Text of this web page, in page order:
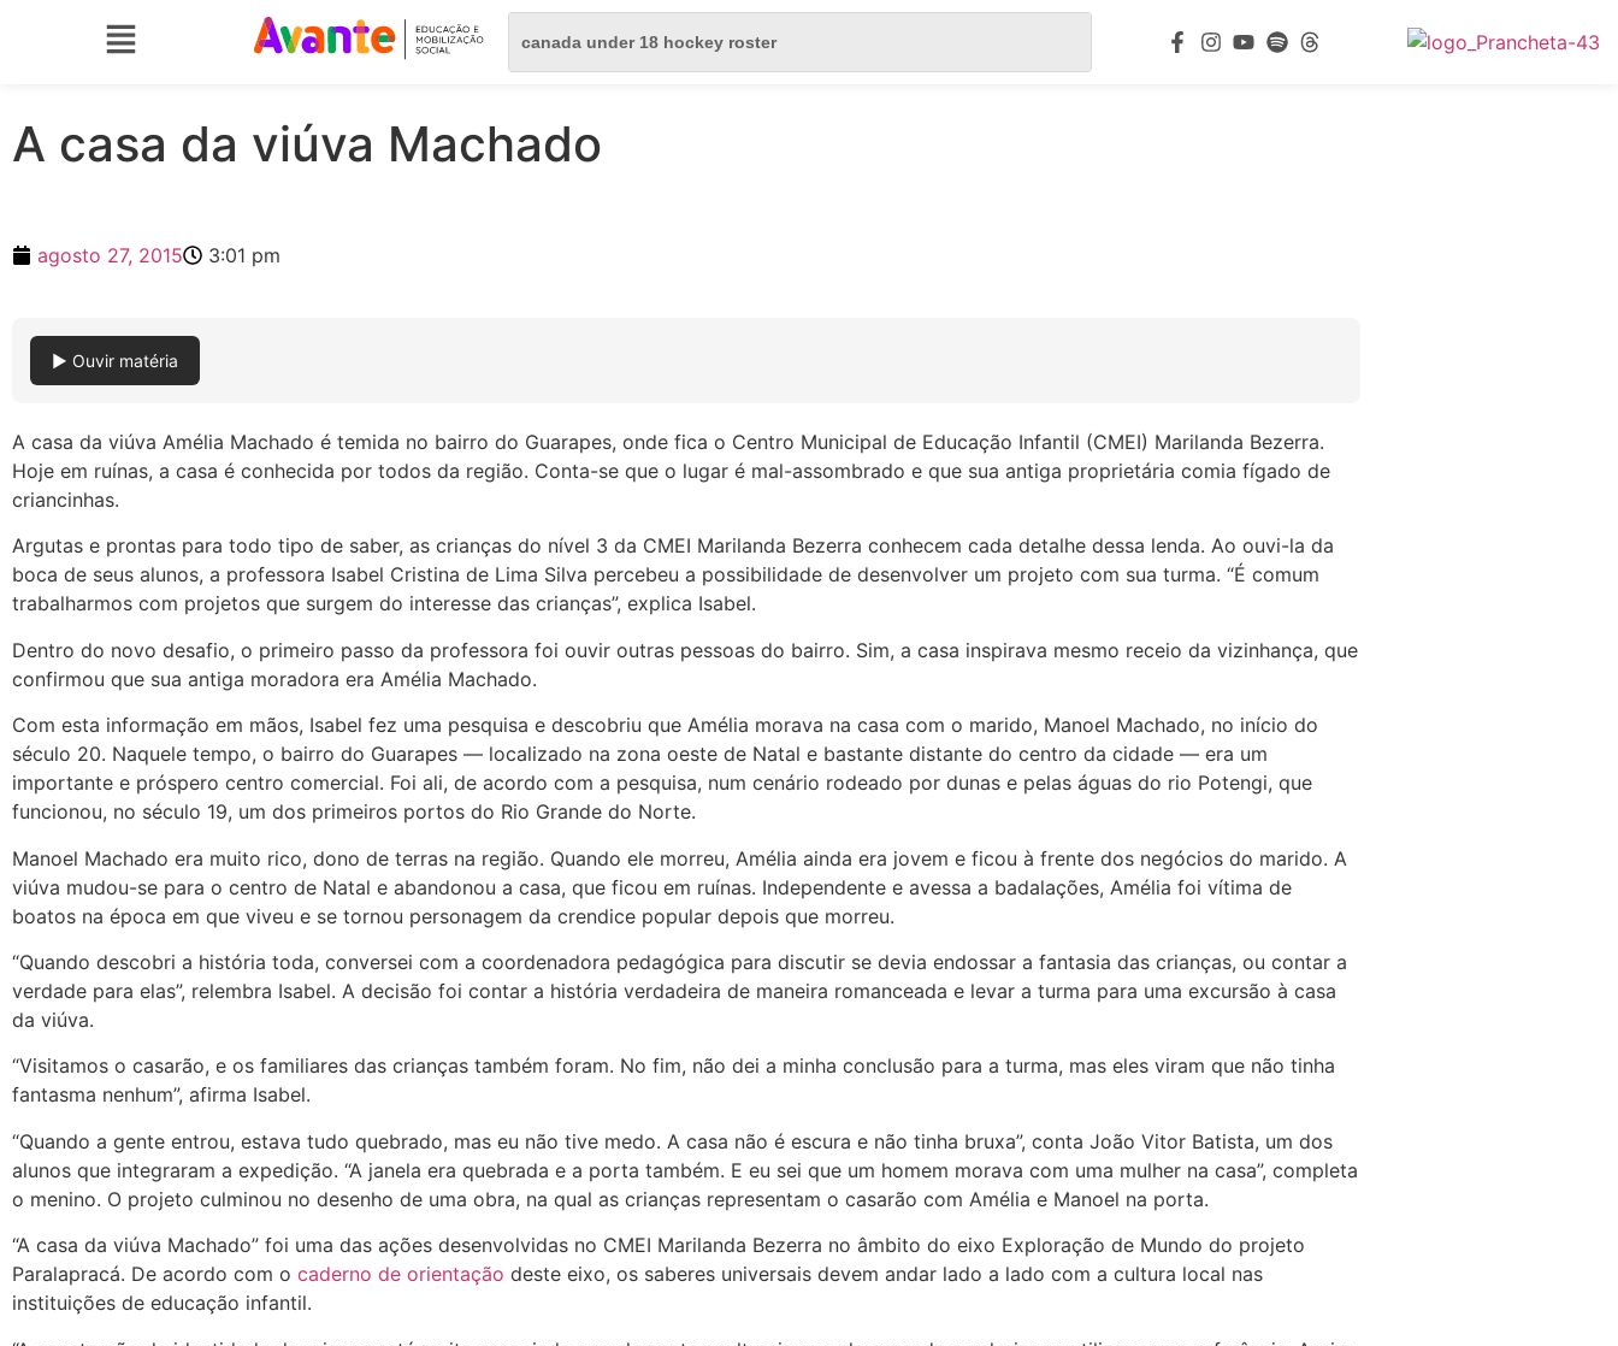
A casa da viúva Machado
agosto 27, 2015 3:01 pm
▶ Ouvir matéria
A casa da viúva Amélia Machado é temida no bairro do Guarapes, onde fica o Centro Municipal de Educação Infantil (CMEI) Marilanda Bezerra.
Hoje em ruínas, a casa é conhecida por todos da região. Conta-se que o lugar é mal-assombrado e que sua antiga proprietária comia fígado de
criancinhas.
Argutas e prontas para todo tipo de saber, as crianças do nível 3 da CMEI Marilanda Bezerra conhecem cada detalhe dessa lenda. Ao ouvi-la da
boca de seus alunos, a professora Isabel Cristina de Lima Silva percebeu a possibilidade de desenvolver um projeto com sua turma. “É comum
trabalharmos com projetos que surgem do interesse das crianças”, explica Isabel.
Dentro do novo desafio, o primeiro passo da professora foi ouvir outras pessoas do bairro. Sim, a casa inspirava mesmo receio da vizinhança, que
confirmou que sua antiga moradora era Amélia Machado.
Com esta informação em mãos, Isabel fez uma pesquisa e descobriu que Amélia morava na casa com o marido, Manoel Machado, no início do
século 20. Naquele tempo, o bairro do Guarapes — localizado na zona oeste de Natal e bastante distante do centro da cidade — era um
importante e próspero centro comercial. Foi ali, de acordo com a pesquisa, num cenário rodeado por dunas e pelas águas do rio Potengi, que
funcionou, no século 19, um dos primeiros portos do Rio Grande do Norte.
Manoel Machado era muito rico, dono de terras na região. Quando ele morreu, Amélia ainda era jovem e ficou à frente dos negócios do marido. A
viúva mudou-se para o centro de Natal e abandonou a casa, que ficou em ruínas. Independente e avessa a badalações, Amélia foi vítima de
boatos na época em que viveu e se tornou personagem da crendice popular depois que morreu.
“Quando descobri a história toda, conversei com a coordenadora pedagógica para discutir se devia endossar a fantasia das crianças, ou contar a
verdade para elas”, relembra Isabel. A decisão foi contar a história verdadeira de maneira romanceada e levar a turma para uma excursão à casa
da viúva.
“Visitamos o casarão, e os familiares das crianças também foram. No fim, não dei a minha conclusão para a turma, mas eles viram que não tinha
fantasma nenhum”, afirma Isabel.
“Quando a gente entrou, estava tudo quebrado, mas eu não tive medo. A casa não é escura e não tinha bruxa”, conta João Vitor Batista, um dos
alunos que integraram a expedição. “A janela era quebrada e a porta também. E eu sei que um homem morava com uma mulher na casa”, completa
o menino. O projeto culminou no desenho de uma obra, na qual as crianças representam o casarão com Amélia e Manoel na porta.
“A casa da viúva Machado” foi uma das ações desenvolvidas no CMEI Marilanda Bezerra no âmbito do eixo Exploração de Mundo do projeto
Paralapracá. De acordo com o caderno de orientação deste eixo, os saberes universais devem andar lado a lado com a cultura local nas
instituições de educação infantil.